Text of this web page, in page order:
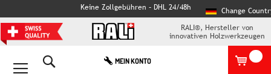
Keine Zollgebühren – DHL 24/48h
Change
RALI®, Hersteller von
innovativen Holzwerkzeugen
MEIN KONTO